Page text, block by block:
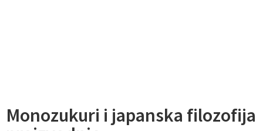
Monozukuri i japanska filozofija